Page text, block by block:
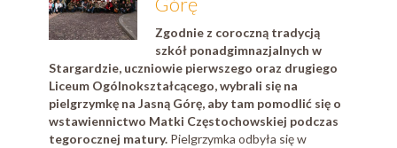
Zgodnie z coroczną tradycją
szkół ponadgimnazjalnych w
Stargardzie, uczniowie pierwszego oraz drugiego
Liceum Ogólnokształcącego, wybrali się na
pielgrzymkę na Jasną Górę, aby tam pomodlić się o
wstawiennictwo Matki Częstochowskiej podczas
tegorocznej matury. Pielgrzymka odbyła się w